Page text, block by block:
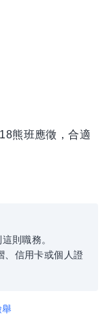
熊班應徵，合適
則職務。
、信用卡或個人證